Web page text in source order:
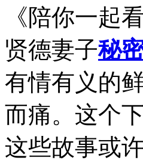
《陪你一起
贤德妻子秘
有情有义的
而痛。这个
这些故事或